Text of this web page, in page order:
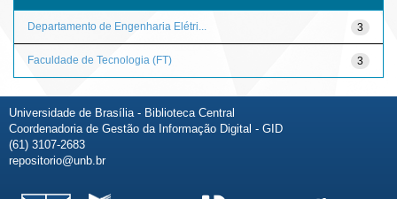
3
Departamento de Engenharia Elétri...
3
Faculdade de Tecnologia (FT)
Universidade de Brasília - Biblioteca Central
Coordenadoria de Gestão da Informação Digital - GID
(61) 3107-2683
repositorio@unb.br